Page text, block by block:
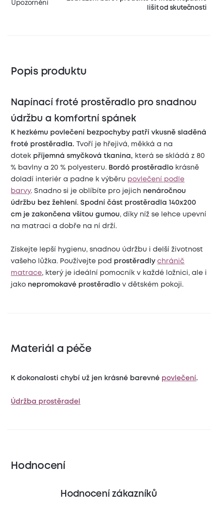
Upozornění
lišit od skutečnosti
Popis produktu
Napínací froté prostěradlo pro snadnou
údržbu a komfortní spánek
K hezkému povlečení bezpochyby patří vkusně sladěná
froté prostěradla.Tvoří je hřejivá, měkká a na
dotek příjemná smyčková tkanina, která se skládá z 80
% bavlny a 20 % polyesteru. Bordó prostěradlo krásně
doladí interiér a padne k výběru povlečení podle
barvy. Snadno si je oblíbíte pro jejich nenáročnou
údržbu bez žehlení.Spodní část prostěradla 140x200
cm je zakončena všitou gumou, díky níž se lehce upevní
na matraci a dobře na ní drží.
Získejte lepší hygienu, snadnou údržbu i delší životnost
vašeho lůžka. Používejte pod prostěradly chránič
matrace, který je ideální pomocník v každé ložnici, ale i
jako nepromokavé prostěradlo v dětském pokoji.
Materiál a péče
K dokonalosti chybí už jen krásné barevné povlečení.
Údržba prostěradel
Hodnocení
Hodnocení zákazníků